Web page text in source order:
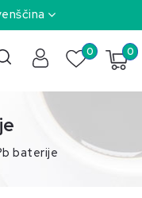
0
0
baterije